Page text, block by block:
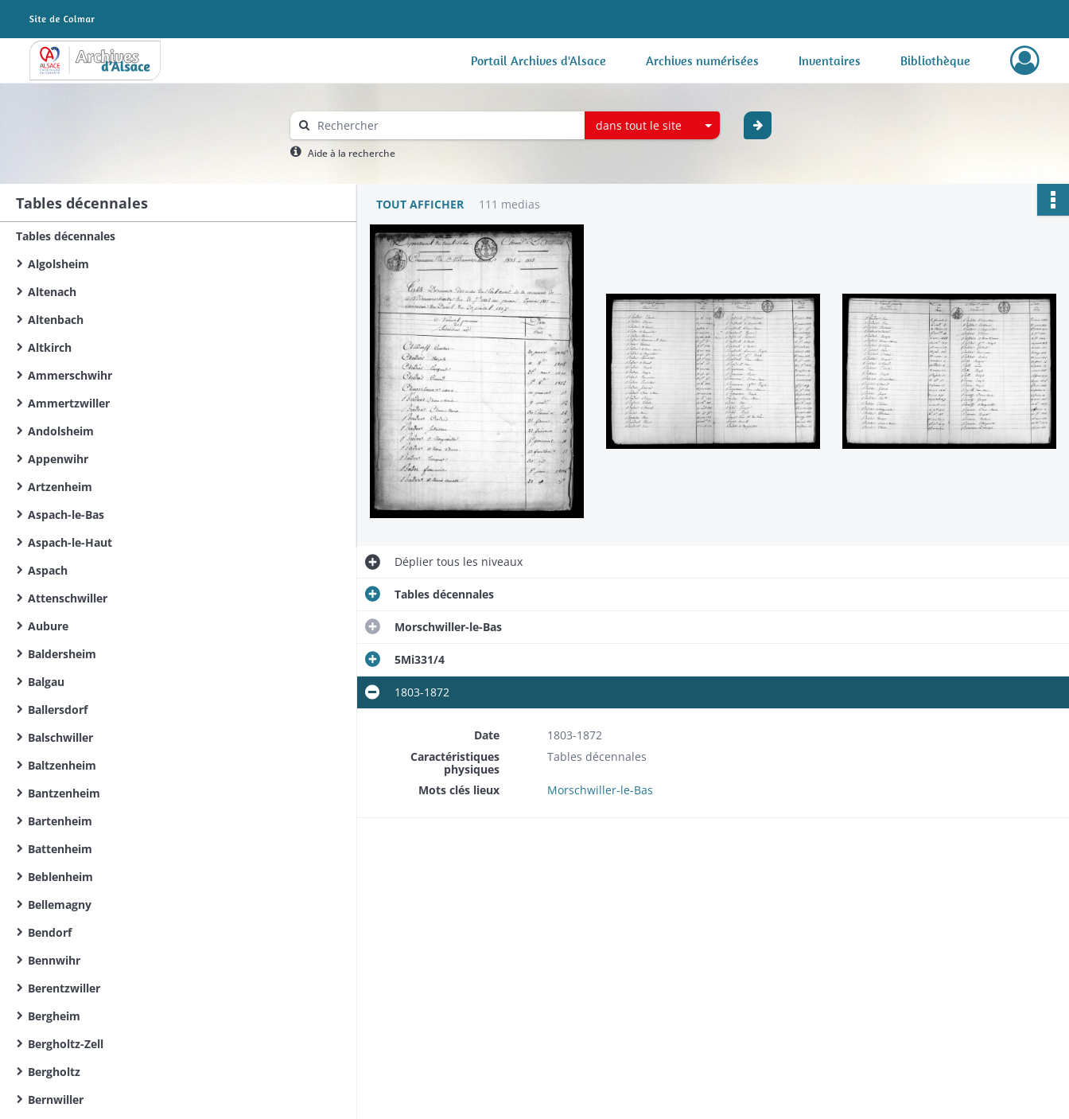
Archives Alsace - Colmar Portail Archives d'Alsace Archives numérisées Inventaires Bibliothèque
dans tout le site
Aide à la recherche
Tables décennales
Tables décennales
Algolsheim
Altenach
Altenbach
Altkirch
Ammerschwihr
Ammertzwiller
Andolsheim
Appenwihr
Artzenheim
Aspach-le-Bas
Aspach-le-Haut
Aspach
Attenschwiller
Aubure
Baldersheim
Balgau
Ballersdorf
Balschwiller
Baltzenheim
Bantzenheim
Bartenheim
Battenheim
Beblenheim
Bellemagny
Bendorf
Bennwihr
Berentzwiller
Bergheim
Bergholtz-Zell
Bergholtz
Bernwiller
TOUT AFFICHER 111 medias
Dépliertous les niveaux
Tables décennales
Morschwiller-le-Bas
5Mi331/4
1803-1872
Date
1803-1872
Caractéristiques
physiques
Tables décennales
Mots clés lieux Morschwiller-le-Bas